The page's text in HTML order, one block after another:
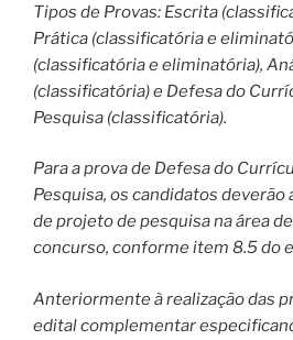
Tipos de Provas: Escrita
Prática (classificatória e
(classificatória e eliminatória),
(classificatória) e Defesa do
Pesquisa (classificatória).
Para a prova de Defesa do
Pesquisa, os candidatos
de projeto de pesquisa na área
concurso, conforme item 8.5 do
Anteriormente à realização das
edital complementar